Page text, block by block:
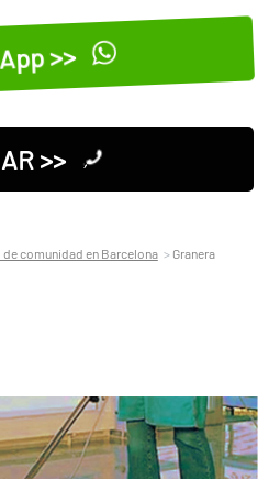
>>
>>
comunidad en Barcelona Granera